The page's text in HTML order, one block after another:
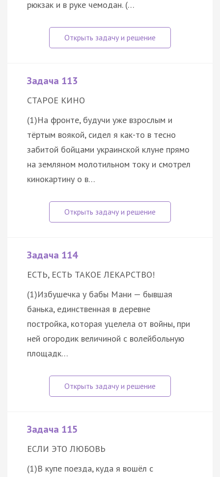
рюкзак и в руке чемодан. (…
Задача 113
СТАРОЕ КИНО
(1)На фронте, будучи уже взрослым и
тёртым воякой, сидел я как-то в тесно
забитой бойцами украинской клуне прямо
на земляном молотильном току и смотрел
кинокартину о в…
Задача 114
ЕСТЬ, ЕСТЬ ТАКОЕ ЛЕКАРСТВО!
(1)Избушечка у бабы Мани — бывшая
банька, единственная в деревне
постройка, которая уцелела от войны, при
ней огородик величиной с волейбольную
площадк…
Задача 115
ЕСЛИ ЭТО ЛЮБОВЬ
(1)В купе поезда, куда я вошёл с